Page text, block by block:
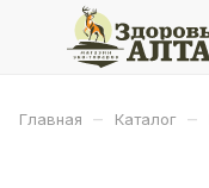
Главная – Каталог –